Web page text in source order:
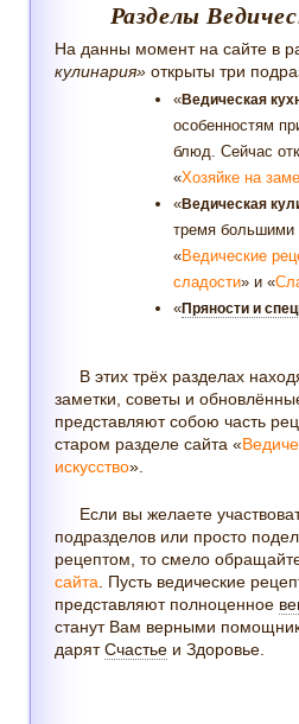
Разделы
На данны момент на сайте в
кулинария» открыты три
«Ведическая
особенностям
блюд. Сейчас
«Хозяйке на
«Ведическая
тремя большими
«Ведические
сладости» и «
«Пряности и
В этих трёх разделах
заметки, советы и
представляют собою часть
старом разделе сайта «
искусство».
Если вы желаете
подразделов или просто
рецептом, то смело
сайта . Пусть ведические
представляют полноценное
станут Вам верными
дарятСчастье и Здоровье.